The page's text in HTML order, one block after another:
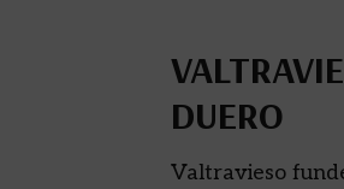
DUERO
Valtravieso